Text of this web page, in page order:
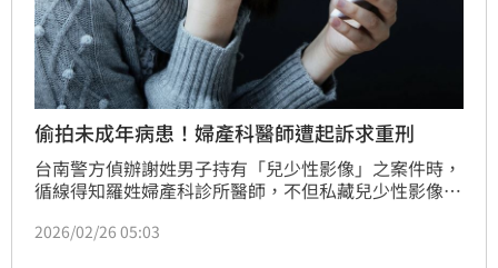
偷拍未成年病患！婦產科醫師遭起訴求重刑
台南警方偵辦謝姓男子持有「兒少性影像」之案件時，
循線得知羅姓婦產科診所醫師，不但私藏兒少性影像，
入調查，於去年11月間，搜索羅姓醫師的辦公室、私人
2026/02/26 05:03